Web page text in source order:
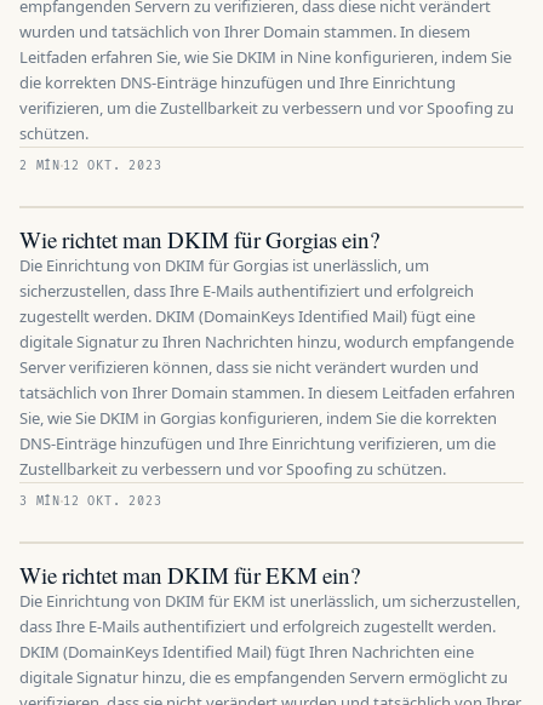
empfangenden Servern zu verifizieren, dass diese nicht verändert
wurden und tatsächlich von Ihrer Domain stammen. In diesem
Leitfaden erfahren Sie, wie Sie DKIM in Nine konfigurieren, indem Sie
die korrekten DNS-Einträge hinzufügen und Ihre Einrichtung
verifizieren, um die Zustellbarkeit zu verbessern und vor Spoofing zu
schützen.
2 MÍN 12 OKT. 2023
Wie richtet man DKIM für Gorgias ein?
Die Einrichtung von DKIM für Gorgias ist unerlässlich, um
sicherzustellen, dass Ihre E-Mails authentifiziert und erfolgreich
zugestellt werden. DKIM (DomainKeys Identified Mail) fügt eine
digitale Signatur zu Ihren Nachrichten hinzu, wodurch empfangende
Server verifizieren können, dass sie nicht verändert wurden und
tatsächlich von Ihrer Domain stammen. In diesem Leitfaden erfahren
Sie, wie Sie DKIM in Gorgias konfigurieren, indem Sie die korrekten
DNS-Einträge hinzufügen und Ihre Einrichtung verifizieren, um die
Zustellbarkeit zu verbessern und vor Spoofing zu schützen.
3 MÍN 12 OKT. 2023
Wie richtet man DKIM für EKM ein?
Die Einrichtung von DKIM für EKM ist unerlässlich, um sicherzustellen,
dass Ihre E-Mails authentifiziert und erfolgreich zugestellt werden.
DKIM (DomainKeys Identified Mail) fügt Ihren Nachrichten eine
digitale Signatur hinzu, die es empfangenden Servern ermöglicht zu